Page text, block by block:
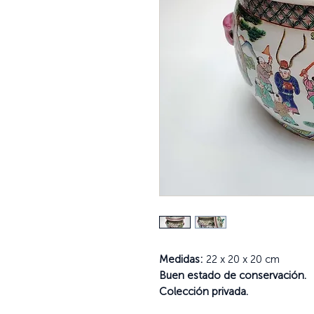
Medidas: 22 x 20 x 20 cm
Buen estado de conservación.
Colección privada.